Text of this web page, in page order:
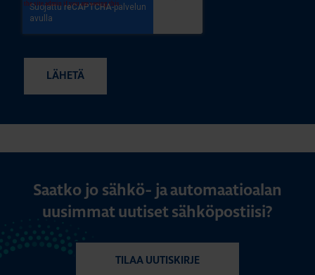
Saatko jo sähkö- ja automaatioalan
uusimmat uutiset sähköpostiisi?
TILAA UUTISKIRJE